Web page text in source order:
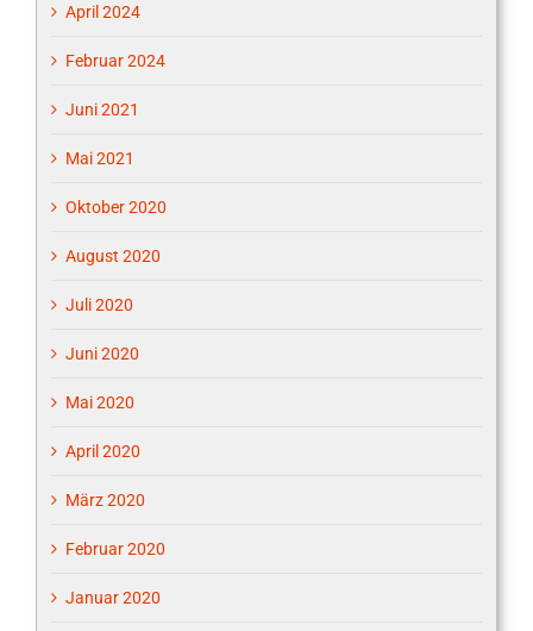
April 2024
Februar 2024
Juni 2021
Mai 2021
Oktober 2020
August 2020
Juli 2020
Juni 2020
Mai 2020
April 2020
März 2020
Februar 2020
Januar 2020